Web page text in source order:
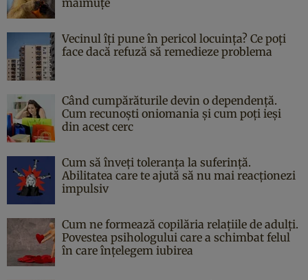
Vecinul îți pune în pericol locuința? Ce poți
face dacă refuză să remedieze problema
Când cumpărăturile devin o dependență.
Cum recunoști oniomania și cum poți ieși
din acest cerc
Cum să înveți toleranța la suferință.
Abilitatea care te ajută să nu mai reacționezi
impulsiv
Cum ne formează copilăria relațiile de adulți.
Povestea psihologului care a schimbat felul
în care înțelegem iubirea